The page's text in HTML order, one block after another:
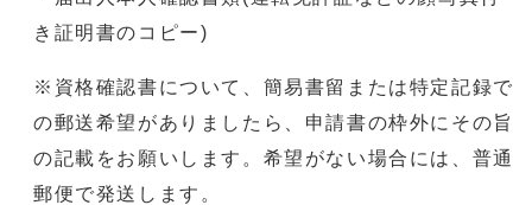
き証明書のコピー)
※資格確認書について、簡易書留または特定記録で
の郵送希望がありましたら、申請書の枠外にその旨
の記載をお願いします。希望がない場合には、普通
郵便で発送します。